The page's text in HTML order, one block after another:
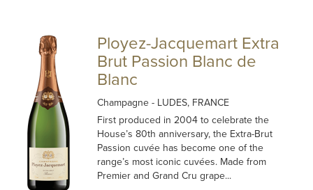
Ployez-Jacquemart Extra
Brut Passion Blanc de
Blanc
Champagne- LUDES, FRANCE
First produced in 2004 to celebrate the
House’s 80th anniversary, the Extra-Brut
Passion cuvée has become one of the
range’s most iconic cuvées. Made from
Premier and Grand Cru grape...